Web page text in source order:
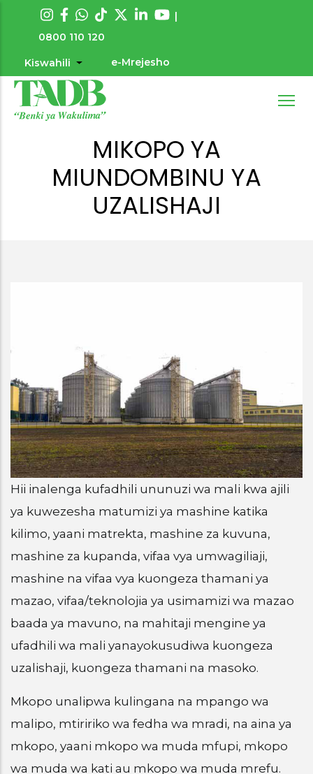
main
content
|
0800 110 120
Kiswahili List additional actions
User
account
menu
e-Mrejesho
MIKOPO YA
MIUNDOMBINU YA
UZALISHAJI
Hii inalenga kufadhili ununuzi wa mali kwa ajili
ya kuwezesha matumizi ya mashine katika
kilimo, yaani matrekta, mashine za kuvuna,
mashine za kupanda, vifaa vya umwagiliaji,
mashine na vifaa vya kuongeza thamani ya
mazao, vifaa/teknolojia ya usimamizi wa mazao
baada ya mavuno, na mahitaji mengine ya
ufadhili wa mali yanayokusudiwa kuongeza
uzalishaji, kuongeza thamani na masoko.
Mkopo unalipwa kulingana na mpango wa
malipo, mtiririko wa fedha wa mradi, na aina ya
mkopo, yaani mkopo wa muda mfupi, mkopo
wa muda wa kati au mkopo wa muda mrefu.